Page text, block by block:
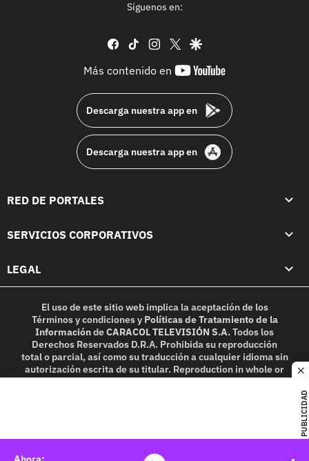
PUBLICIDAD
Síguenos en:
facebook
tiktok instagram
twittergoogle
Más contenido en
youtube-
Descarga nuestra app en
Descarga nuestra app en
RED DE PORTALES
SERVICIOS CORPORATIVOS
LEGAL
El uso de este sitio web implica la aceptación de los
Términos y condicionesy Políticas de Tratamiento de la
InformacióndeCARACOL TELEVISIÓN S.A.Todos los
Derechos Reservados D.R.A. Prohibida su reproducción
total o parcial, así como su traducción a cualquier idioma sin
autorización escrita de su titular. Reproduction in whole or
in part, or translation without written permission is